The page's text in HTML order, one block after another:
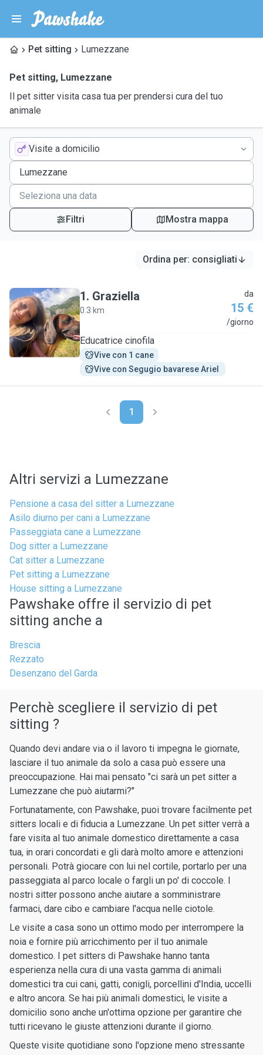
Pet sitting Lumezzane
Pet sitting, Lumezzane
Il pet sitter visita casa tua per prendersi cura del tuo
animale
Visite a domicilio
Filtri Mostra mappa
Ordina per: consigliati
G
1. Graziella
0.3 km
da
15 €
/giorno
Educatrice cinofila
Vive con 1 cane
Vive con Segugio bavarese Ariel
1
Altri servizi a Lumezzane
Pensione a casa del sitter a Lumezzane
Asilo diurno per cani a Lumezzane
Passeggiata cane a Lumezzane
Dog sitter a Lumezzane
Cat sitter a Lumezzane
Pet sitting a Lumezzane
House sitting a Lumezzane
Pawshake offre il servizio di pet
sitting anche a
Brescia
Rezzato
Desenzano del Garda
Perchè scegliere il servizio di pet
sitting ?
Quando devi andare via o il lavoro ti impegna le giornate,
lasciare il tuo animale da solo a casa può essere una
preoccupazione. Hai mai pensato "ci sarà un pet sitter a
Lumezzane che può aiutarmi?"
Fortunatamente, con Pawshake, puoi trovare facilmente pet
sitters locali e di fiducia a Lumezzane. Un pet sitter verrà a
fare visita al tuo animale domestico direttamente a casa
tua, in orari concordati e gli darà molto amore e attenzioni
personali. Potrà giocare con lui nel cortile, portarlo per una
passeggiata al parco locale o fargli un po' di coccole. I
nostri sitter possono anche aiutare a somministrare
farmaci, dare cibo e cambiare l'acqua nelle ciotole.
Le visite a casa sono un ottimo modo per interrompere la
noia e fornire più arricchimento per il tuo animale
domestico. I pet sitters di Pawshake hanno tanta
esperienza nella cura di una vasta gamma di animali
domestici tra cui cani, gatti, conigli, porcellini d'India, uccelli
e altro ancora. Se hai più animali domestici, le visite a
domicilio sono anche un'ottima opzione per garantire che
tutti ricevano le giuste attenzioni durante il giorno.
Queste visite quotidiane sono l'opzione meno stressante